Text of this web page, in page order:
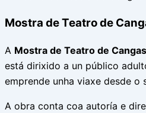
Mostra de Teatro de
A Mostra de Teatro de
está dirixido a un público
emprende unha viaxe desde
A obra conta coa autoría e